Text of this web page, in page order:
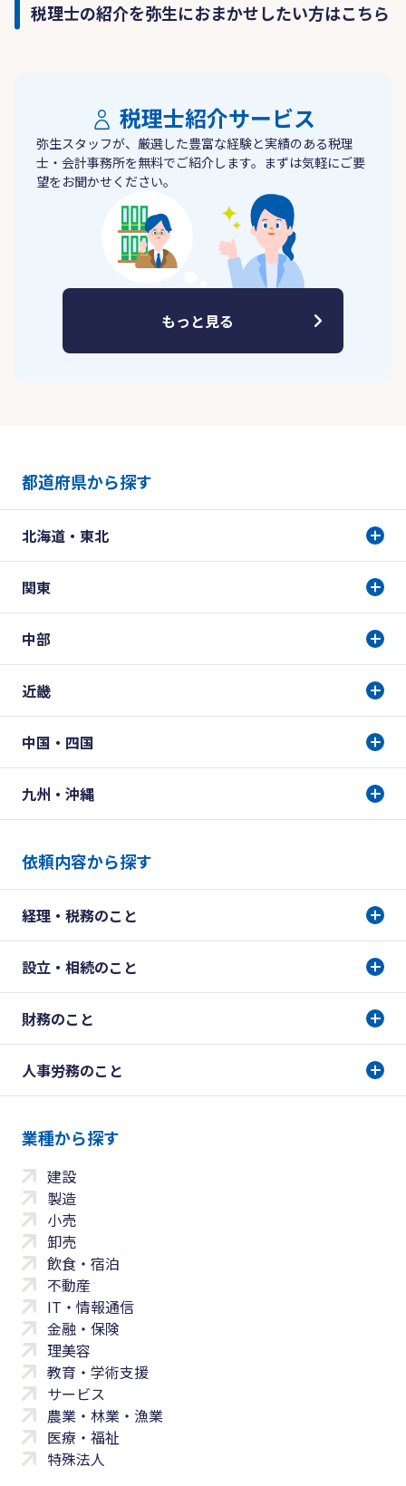
税理士の紹介を弥生におまかせしたい方はこちら
税理士紹介サービス
弥生スタッフが、厳選した豊富な経験と実績のある税理
士・会計事務所を無料でご紹介します。まずは気軽にご要
望をお聞かせください。
もっと見る
都道府県から探す
北海道・東北
関東
中部
近畿
中国・四国
九州・沖縄
依頼内容から探す
経理・税務のこと
設立・相続のこと
財務のこと
人事労務のこと
業種から探す
建設
製造
小売
卸売
飲食・宿泊
不動産
IT・情報通信
金融・保険
理美容
教育・学術支援
サービス
農業・林業・漁業
医療・福祉
特殊法人